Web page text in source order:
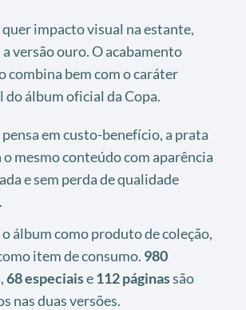
quer impacto visual na estante,
versão ouro. O acabamento
combina bem com o caráter
do álbum oficial da Copa.
pensa em custo-benefício, a prata
mesmo conteúdo com aparência
e sem perda de qualidade
álbum como produto de coleção,
item de consumo. 980
,68 especiaise112 páginassão
nas duas versões.